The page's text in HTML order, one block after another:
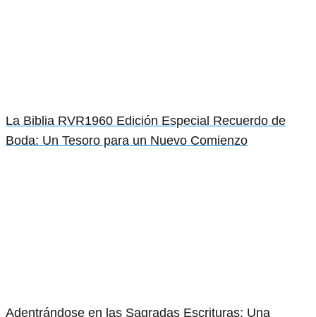
La Biblia RVR1960 Edición Especial Recuerdo de
Boda: Un Tesoro para un Nuevo Comienzo
Adentrándose en las Sagradas Escrituras: Una